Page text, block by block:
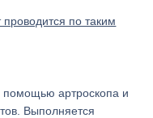
по таким
помощью артроскопа и
Выполняется